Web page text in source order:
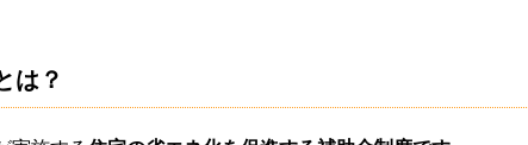
は？